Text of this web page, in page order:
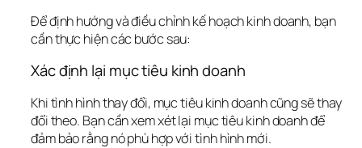
Để định hướng và điều chỉnh kế hoạch kinh doanh, bạn
cần thực hiện các bước sau:
Xác định lại mục tiêu kinh doanh
Khi tình hình thay đổi, mục tiêu kinh doanh cũng sẽ thay
đổi theo. Bạn cần xem xét lại mục tiêu kinh doanh để
đảm bảo rằng nó phù hợp với tình hình mới.